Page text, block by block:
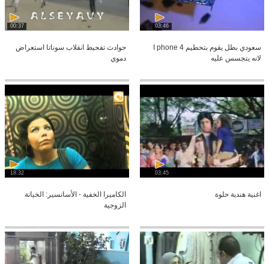
03:46
سعودي بطل يقوم بتحطيم I phone 4
لانه يتجسس عليه
00:37
حوادث تفحيط انقلاب سوناتا استعراض
دموي
03:45
اغنية هندية حلوة
18:32
الكاميرا الخفية - الأسانسير: الخيانة
الزوجية